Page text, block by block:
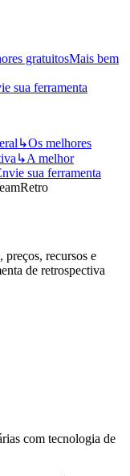
gratuitosMais bem
sua ferramenta
↳Os melhores
↳A melhor
sua ferramenta
preços, recursos e
de retrospectiva
com tecnologia de